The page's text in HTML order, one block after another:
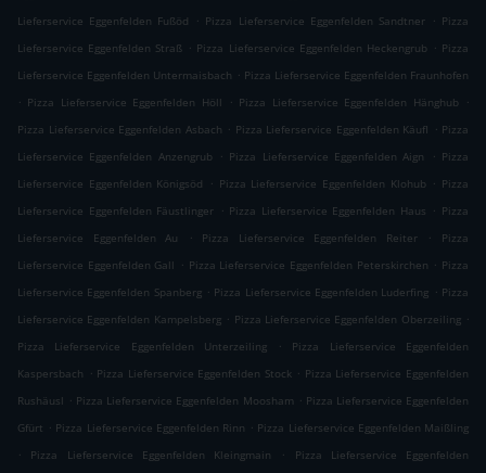
Lieferservice Eggenfelden Fußöd
. Pizza Lieferservice Eggenfelden Sandtner . Pizza
Lieferservice Eggenfelden Straß . Pizza Lieferservice Eggenfelden Heckengrub . Pizza
Lieferservice Eggenfelden Untermaisbach . Pizza Lieferservice Eggenfelden Fraunhofen
. Pizza Lieferservice Eggenfelden Höll . Pizza Lieferservice Eggenfelden Hänghub
.
Pizza Lieferservice Eggenfelden Asbach . Pizza Lieferservice Eggenfelden Käufl . Pizza
Lieferservice Eggenfelden Anzengrub
. Pizza Lieferservice Eggenfelden Aign . Pizza
Lieferservice Eggenfelden Königsöd
. Pizza Lieferservice Eggenfelden Klohub . Pizza
Lieferservice Eggenfelden Fäustlinger . Pizza Lieferservice Eggenfelden Haus . Pizza
Lieferservice Eggenfelden Au
. Pizza Lieferservice Eggenfelden Reiter .
Pizza
Lieferservice Eggenfelden Gall . Pizza Lieferservice Eggenfelden Peterskirchen . Pizza
Lieferservice Eggenfelden Spanberg . Pizza Lieferservice Eggenfelden Luderfing . Pizza
Lieferservice Eggenfelden Kampelsberg . Pizza Lieferservice Eggenfelden Oberzeiling .
Pizza Lieferservice Eggenfelden Unterzeiling
.
Pizza Lieferservice Eggenfelden
Kaspersbach . Pizza Lieferservice Eggenfelden Stock . Pizza Lieferservice Eggenfelden
Rushäusl . Pizza Lieferservice Eggenfelden Moosham . Pizza Lieferservice Eggenfelden
Gfürt . Pizza Lieferservice Eggenfelden Rinn . Pizza Lieferservice Eggenfelden Maißling
.
Pizza Lieferservice Eggenfelden Kleingmain .
Pizza Lieferservice Eggenfelden